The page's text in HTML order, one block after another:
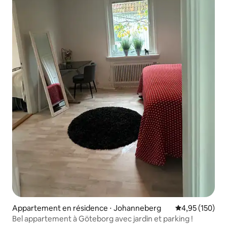
Appartement en résidence ⋅ Johanneberg Évaluation
4,95 (150)
Bel appartement à Göteborg avec jardin et parking !